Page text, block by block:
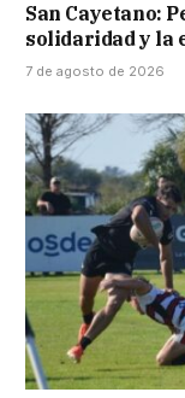
San Cayetano:
solidaridad y la
7 de agosto de 2026